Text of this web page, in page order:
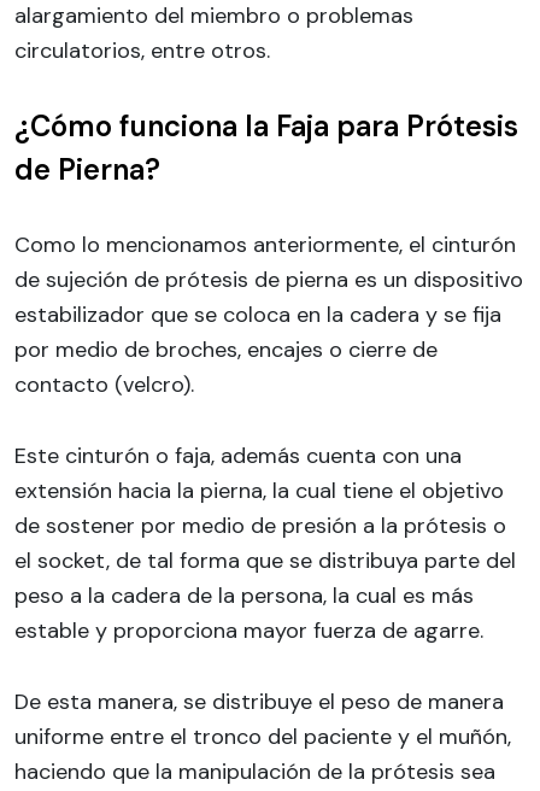
alargamiento del miembro o problemas
circulatorios, entre otros.
¿Cómo funciona la Faja para Prótesis
de Pierna?
Como lo mencionamos anteriormente, el cinturón
de sujeción de prótesis de pierna es un dispositivo
estabilizador que se coloca en la cadera y se fija
por medio de broches, encajes o cierre de
contacto (velcro).
Este cinturón o faja, además cuenta con una
extensión hacia la pierna, la cual tiene el objetivo
de sostener por medio de presión a la prótesis o
el socket, de tal forma que se distribuya parte del
peso a la cadera de la persona, la cual es más
estable y proporciona mayor fuerza de agarre.
De esta manera, se distribuye el peso de manera
uniforme entre el tronco del paciente y el muñón,
haciendo que la manipulación de la prótesis sea